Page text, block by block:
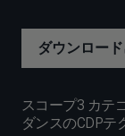
ダウンロード
スコープ3 カテ
ダンスのCDPテ